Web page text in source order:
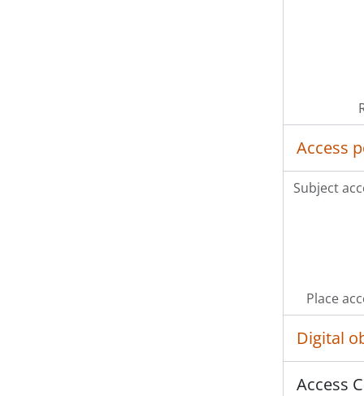
Access
Subject
Place
Digital
Access